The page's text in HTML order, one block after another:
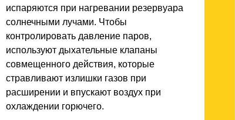
испаряются при нагревании резервуара
солнечными лучами. Чтобы
контролировать давление паров,
используют дыхательные клапаны
совмещенного действия, которые
стравливают излишки газов при
расширении и впускают воздух при
охлаждении горючего.